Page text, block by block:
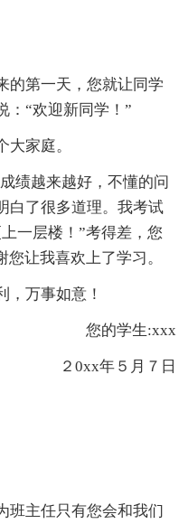
的第一天，您就让同学
：“欢迎新同学！”
大家庭。
绩越来越好，不懂的问
白了很多道理。我考试
一层楼！”考得差，您
让我喜欢上了学习。
，万事如意！
您的学生:xxx
２0xx年５月７日
班主任只有您会和我们